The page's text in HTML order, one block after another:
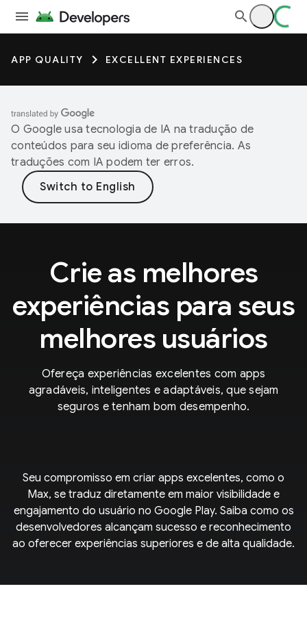
APP QUALITY EXCELLENT EXPERIENCES
O Google usa tecnologia de IA na tradução de
conteúdos para seu idioma de preferência. As
traduções com IA podem ter erros.
Crie as melhores
experiências para seus
melhores usuários
Ofereça experiências excelentes com apps
agradáveis, inteligentes e adaptáveis, que sejam
seguros e tenham bom desempenho.
Seu compromisso em criar apps excelentes, como o
Max, se traduz diretamente em maior visibilidade e
engajamento do usuário no Google Play. Saiba como os
desenvolvedores alcançam sucesso e reconhecimento
ao oferecer experiências superiores e de alta qualidade.